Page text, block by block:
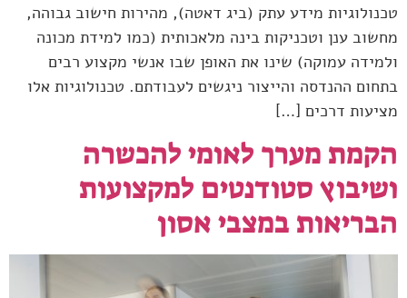
טכנולוגיות מידע עתק (ביג דאטה), מהירות חישוב גבוהה,
מחשוב ענן וטכניקות בינה מלאכותית (כמו למידת מכונה
ולמידה עמוקה) שינו את האופן שבו אנשי מקצוע רבים
בתחום ההנדסה והייצור ניגשים לעבודתם. טכנולוגיות אלו
מציעות דרכים […]
הקמת מערך לאומי להכשרה
ושיבוץ סטודנטים למקצועות
הבריאות במצבי אסון